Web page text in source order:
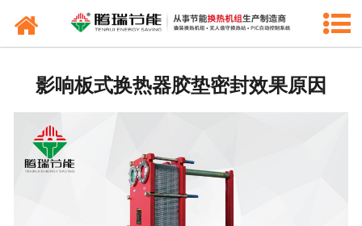
产品中心
影响板式换热器胶垫密封效果原因